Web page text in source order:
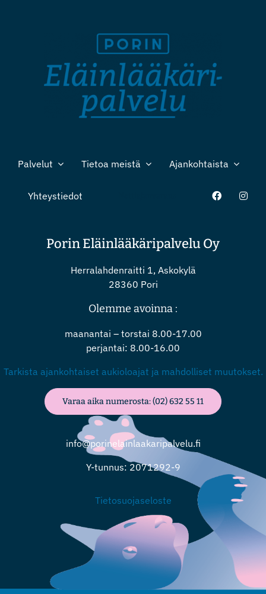
Palvelut Tietoa meistä Ajankohtaista
Yhteystiedot
Porin Eläinlääkäripalvelu Oy
Herralahdenraitti 1, Askokylä
28360 Pori
Olemme avoinna :
maanantai – torstai 8.00-17.00
perjantai: 8.00-16.00
Tarkista ajankohtaiset aukioloajat ja mahdolliset muutokset.
Varaa aika numerosta: (02) 632 55 11
info@porinelainlaakaripalvelu.fi
Y-tunnus: 2071292-9
Tietosuojaseloste